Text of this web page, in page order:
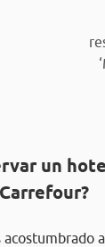
un
Carrefour?
acostumbrado